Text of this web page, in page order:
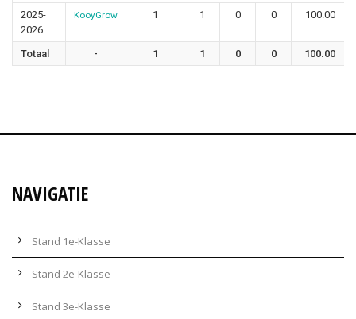
2025-
2026
KooyGrow 1 1 0 0 100.00
Totaal - 1 1 0 0 100.00
NAVIGATIE
Stand 1e-Klasse
Stand 2e-Klasse
Stand 3e-Klasse